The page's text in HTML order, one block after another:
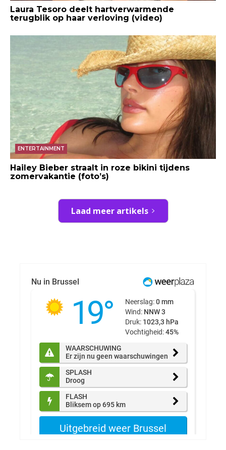
Laura Tesoro deelt hartverwarmende
terugblik op haar verloving (video)
ENTERTAINMENT
Hailey Bieber straalt in roze bikini tijdens
zomervakantie (foto’s)
Laad meer artikels